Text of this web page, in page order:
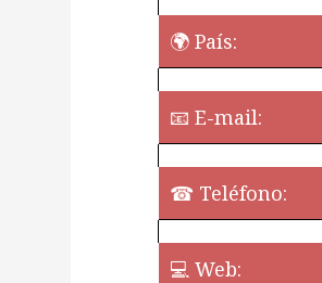
🌍 País:
📧 E-mail:
☎ Teléfono:
💻 Web: